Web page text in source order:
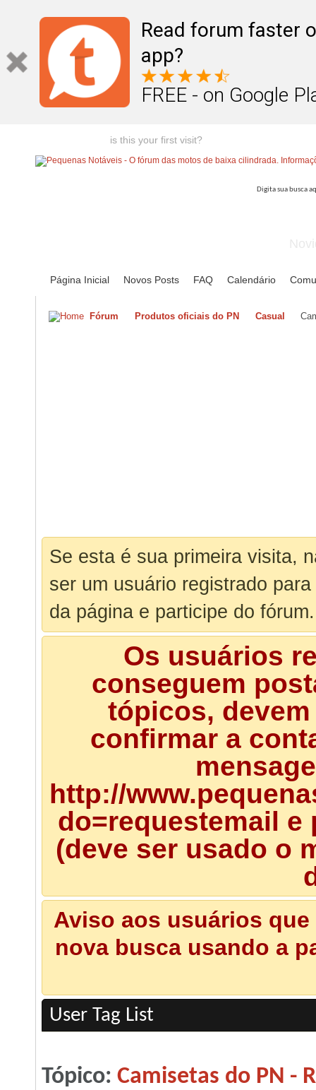
Read forum faster
app?
FREE - on Google
is this your first visit?
Página Inicial Novos Posts FAQ Calendário
Fórum Produtos oficiais do PN Casual
Se esta é sua primeira visita,
ser um usuário registrado
da página e participe do fórum.
Os usuários
conseguem
tópicos,
confirmar a
http://
do=requestemail
(deve ser usado o
Aviso aos usuários
nova busca usando a
User Tag List
Tópico: Camisetas do PN -